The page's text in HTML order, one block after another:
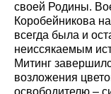
своей Родины.
Коробейникова
всегда была и
неиссякаемым
Митинг
возложения